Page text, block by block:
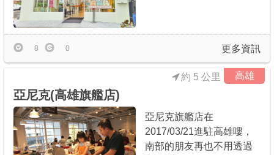
更多資訊
8 0
高雄
亞尼克(高雄旗艦店)
約 5 公里
亞尼克旗艦店在
2017/03/21進駐高雄嘍，
南部的朋友再也不用透過